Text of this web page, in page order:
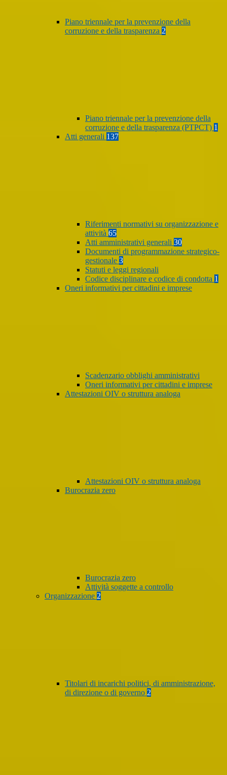
Piano triennale per la prevenzione della
corruzione e della trasparenza 2
Piano triennale per la prevenzione della
corruzione e della trasparenza (PTPCT) 1
Atti generali 137
Riferimenti normativi su organizzazione e
attività 65
Atti amministrativi generali 30
Documenti di programmazione strategico-
gestionale 3
Statuti e leggi regionali
Codice disciplinare e codice di condotta 1
Oneri informativi per cittadini e imprese
Scadenzario obblighi amministrativi
Oneri informativi per cittadini e imprese
Attestazioni OIV o struttura analoga
Attestazioni OIV o struttura analoga
Burocrazia zero
Burocrazia zero
Attività soggette a controllo
Organizzazione 2
Titolari di incarichi politici, di amministrazione,
di direzione o di governo 2